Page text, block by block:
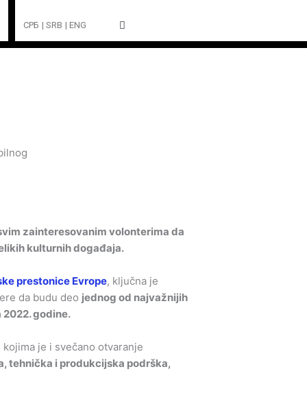
СРБ | SRB | ENG
zainteresovanim volonterima da
kulturnih događaja.
prestonice Evrope, ključna je
da budu deo jednog od najvažnijih
2022. godine.
je i svečano otvaranje
tehnička i produkcijska podrška,